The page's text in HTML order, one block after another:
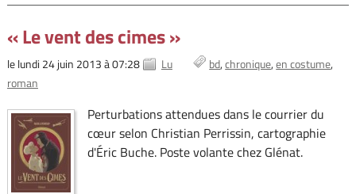
« Le vent des cimes »
le lundi 24 juin 2013 à 07:28 Lu bd chronique en costume
roman
Perturbations attendues dans le courrier du
cœur selon Christian Perrissin, cartographie
d'Éric Buche. Poste volante chez Glénat.